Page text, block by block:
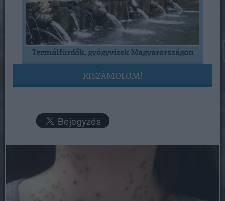
Termálfürdők, gyógyvizek Magyarországon
KISZÁMOLOM!